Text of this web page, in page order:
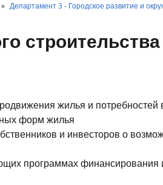
Департамент 3 - Городское развитие и
жилья и потребностей
форм жилья
и инвесторов о
программах финансирования